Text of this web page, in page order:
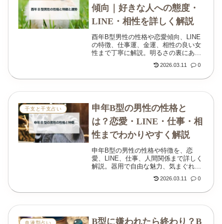
傾向｜好きな人への態度・
LINE・相性を詳しく解説
酉年B型男性の性格や恋愛傾向、LINE
の特徴、仕事運、金運、相性の良い女
性まで丁寧に解説。明るさの裏にある
2026.03.11 0
干支と干支占い
申年B型の男性の性格と
は？恋愛・LINE・仕事・相
性までわかりやすく解説
申年B型の男性の性格や特徴を、恋
愛、LINE、仕事、人間関係まで詳しく
解説。器用で自由な魅力、気まぐれに
もわかりやすく紹介します。
2026.03.11 0
血液型占い
B型に嫌われたら終わり？B